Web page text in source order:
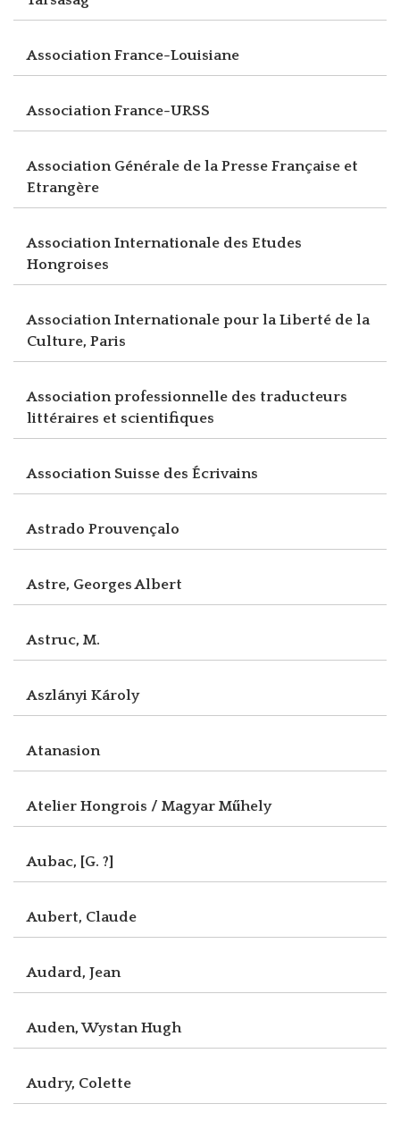
Association France-Louisiane
Association France-URSS
Association Générale de la Presse Française et
Etrangère
Association Internationale des Etudes
Hongroises
Association Internationale pour la Liberté de la
Culture, Paris
Association professionnelle des traducteurs
littéraires et scientifiques
Association Suisse des Écrivains
Astrado Prouvençalo
Astre, Georges Albert
Astruc, M.
Aszlányi Károly
Atanasion
Atelier Hongrois / Magyar Műhely
Aubac, [G. ?]
Aubert, Claude
Audard, Jean
Auden, Wystan Hugh
Audry, Colette